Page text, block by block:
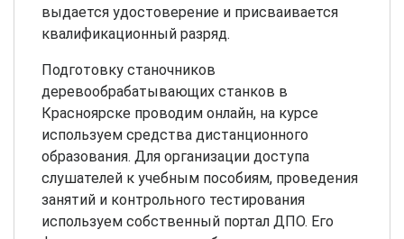
выдается удостоверение и присваивается
квалификационный разряд.
Подготовку станочников
деревообрабатывающих станков в
Красноярске проводим онлайн, на курсе
используем средства дистанционного
образования. Для организации доступа
слушателей к учебным пособиям, проведения
занятий и контрольного тестирования
используем собственный портал ДПО. Его